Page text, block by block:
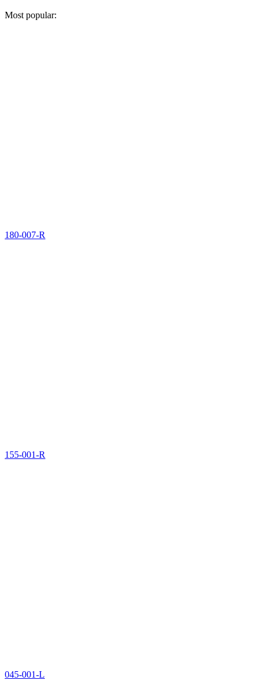
Most popular:
180-007-R
155-001-R
045-001-L